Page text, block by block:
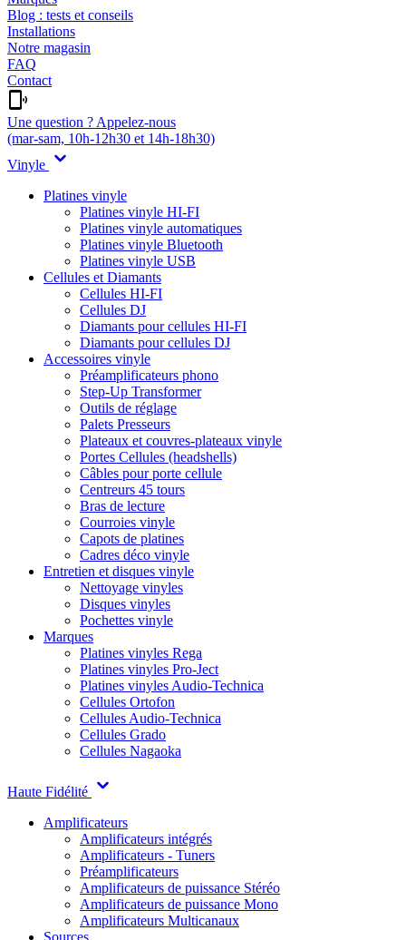
Blog : tests et conseils
Installations
Notre magasin
FAQ
Contact
Une question ? Appelez-nous
(mar-sam, 10h-12h30 et 14h-18h30)
Vinyle
Platines vinyle
Platines vinyle HI-FI
Platines vinyle automatiques
Platines vinyle Bluetooth
Platines vinyle USB
Cellules et Diamants
Cellules HI-FI
Cellules DJ
Diamants pour cellules HI-FI
Diamants pour cellules DJ
Accessoires vinyle
Préamplificateurs phono
Step-Up Transformer
Outils de réglage
Palets Presseurs
Plateaux et couvres-plateaux vinyle
Portes Cellules (headshells)
Câbles pour porte cellule
Centreurs 45 tours
Bras de lecture
Courroies vinyle
Capots de platines
Cadres déco vinyle
Entretien et disques vinyle
Nettoyage vinyles
Disques vinyles
Pochettes vinyle
Marques
Platines vinyles Rega
Platines vinyles Pro-Ject
Platines vinyles Audio-Technica
Cellules Ortofon
Cellules Audio-Technica
Cellules Grado
Cellules Nagaoka
Haute Fidélité
Amplificateurs
Amplificateurs intégrés
Amplificateurs - Tuners
Préamplificateurs
Amplificateurs de puissance Stéréo
Amplificateurs de puissance Mono
Amplificateurs Multicanaux
Sources